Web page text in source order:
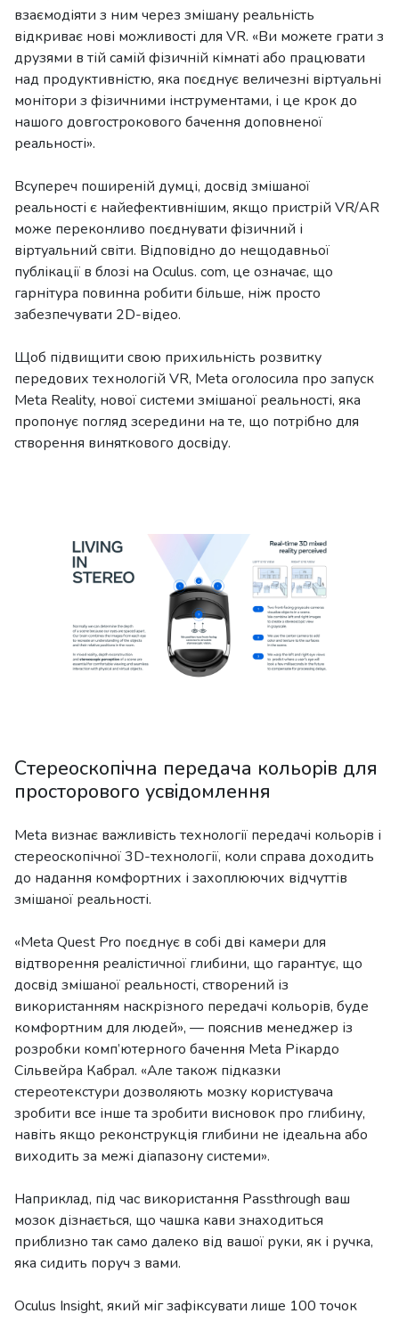
взаємодіяти з ним через змішану реальність
відкриває нові можливості для VR. «Ви можете грати з
друзями в тій самій фізичній кімнаті або працювати
над продуктивністю, яка поєднує величезні віртуальні
монітори з фізичними інструментами, і це крок до
нашого довгострокового бачення доповненої
реальності».
Всупереч поширеній думці, досвід змішаної
реальності є найефективнішим, якщо пристрій VR/AR
може переконливо поєднувати фізичний і
віртуальний світи. Відповідно до нещодавньої
публікації в блозі на Oculus. com, це означає, що
гарнітура повинна робити більше, ніж просто
забезпечувати 2D-відео.
Щоб підвищити свою прихильність розвитку
передових технологій VR, Meta оголосила про запуск
Meta Reality, нової системи змішаної реальності, яка
пропонує погляд зсередини на те, що потрібно для
створення виняткового досвіду.
Стереоскопічна передача кольорів для
просторового усвідомлення
Meta визнає важливість технології передачі кольорів і
стереоскопічної 3D-технології, коли справа доходить
до надання комфортних і захоплюючих відчуттів
змішаної реальності.
«Meta Quest Pro поєднує в собі дві камери для
відтворення реалістичної глибини, що гарантує, що
досвід змішаної реальності, створений із
використанням наскрізного передачі кольорів, буде
комфортним для людей», — пояснив менеджер із
розробки комп’ютерного бачення Meta Рікардо
Сільвейра Кабрал. «Але також підказки
стереотекстури дозволяють мозку користувача
зробити все інше та зробити висновок про глибину,
навіть якщо реконструкція глибини не ідеальна або
виходить за межі діапазону системи».
Наприклад, під час використання Passthrough ваш
мозок дізнається, що чашка кави знаходиться
приблизно так само далеко від вашої руки, як і ручка,
яка сидить поруч з вами.
Oculus Insight, який міг зафіксувати лише 100 точок